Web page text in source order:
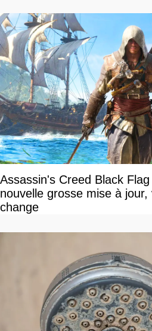
Assassin's Creed Black
nouvelle grosse mise à
change